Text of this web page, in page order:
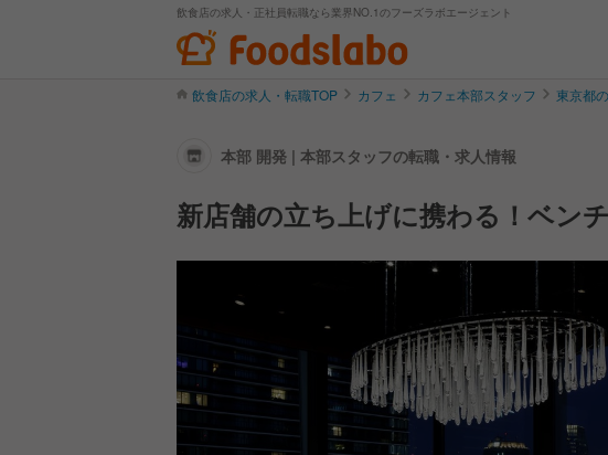
飲食店の求人・正社員転職なら業界NO.1のフーズラボエージェント
飲食店の求人・転職TOP カフェ カフェ本部スタッフ 東京都
本部 開発 | 本部スタッフの転職・求人情報
新店舗の立ち上げに携わる！ベン